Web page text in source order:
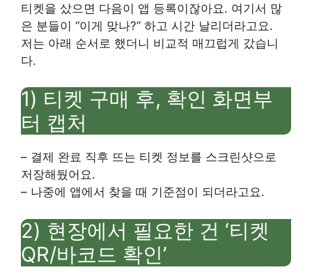
티켓을 샀으면 다음이 앱 등록이잖아요. 여기서 많
은 분들이 “이게 맞나?” 하고 시간 날리더라고요.
저는 아래 순서로 했더니 비교적 매끄럽게 갔습니
다.
1) 티켓 구매 후, 확인 화면부
터 캡처
– 결제 완료 직후 뜨는 티켓 정보를 스크린샷으로
저장해뒀어요.
– 나중에 앱에서 찾을 때 기준점이 되더라고요.
2) 현장에서 필요한 건 ‘티켓
QR/바코드 확인’